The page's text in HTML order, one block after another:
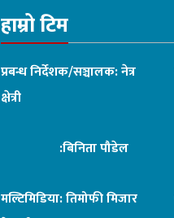
हाम्रो टिम
प्रबन्ध निर्देशक/सञ्चालक: नेत्र
क्षेत्री
:बिनिता पौडेल
मल्टिमिडिया: तिमोफी मिजार